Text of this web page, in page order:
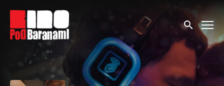
Linki ułatwień dostępu
Wyszukaj